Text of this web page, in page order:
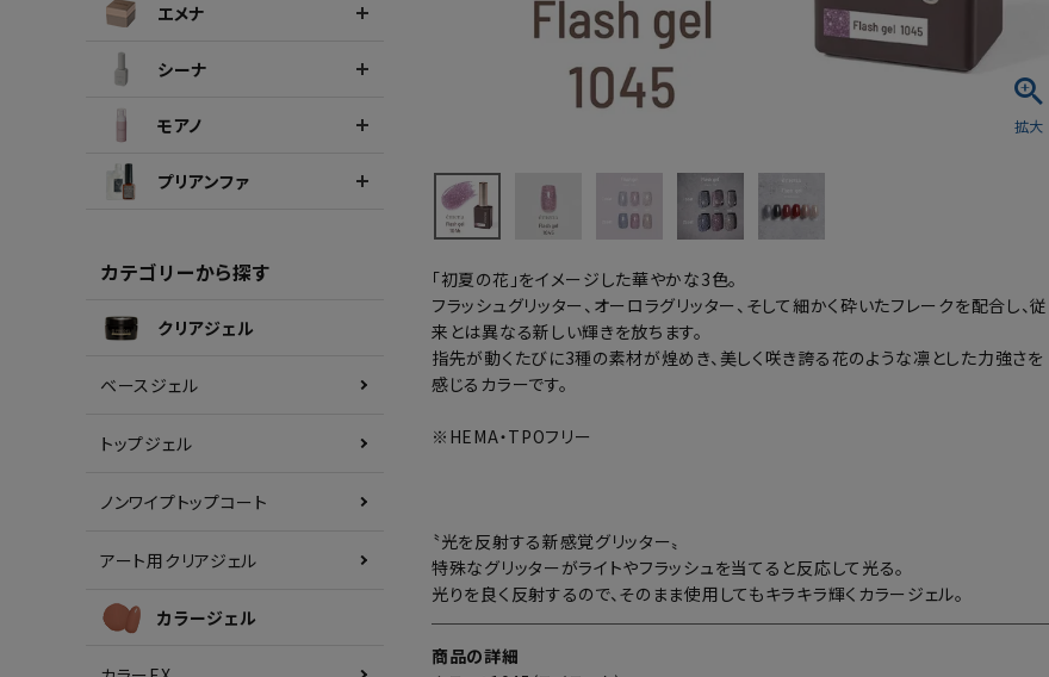
エメナ
シーナ
モアノ
プリアンファ
カテゴリーから探す
クリアジェル
ベースジェル
トップジェル
ノンワイプトップコート
アート用クリアジェル
カラージェル
「初夏の花」をイメージした華やかな3色。
フラッシュグリッター、オーロラグリッター、そして細かく砕いたフレークを配合し、従
来とは異なる新しい輝きを放ちます。
指先が動くたびに3種の素材が煌めき、美しく咲き誇る花のような凛とした力強さを
感じるカラーです。
※HEMA・TPOフリー
〝光を反射する新感覚グリッター〟
特殊なグリッターがライトやフラッシュを当てると反応して光る。
光りを良く反射するので、そのまま使用してもキラキラ輝くカラージェル。
商品の詳細